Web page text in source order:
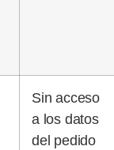
Sin acceso
a los datos
del pedido